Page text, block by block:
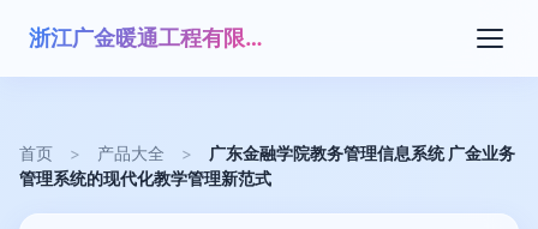
浙江广金暖通工程有限公司
首页 > 产品大全 >
广东金融学院教务管理信息系统 广金业务
管理系统的现代化教学管理新范式